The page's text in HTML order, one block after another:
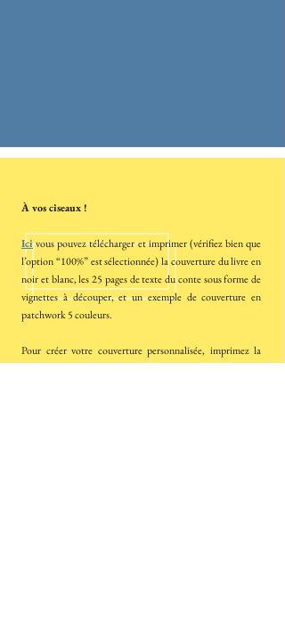
À vos ciseaux !
Icivous pouvez télécharger et imprimer (vérifiez bien que
l’option “100%” est sélectionnée) la couverture du livre en
noir et blanc, les 25 pages de texte du conte sous forme de
vignettes à découper, et un exemple de couverture en
patchwork 5 couleurs.
Pour créer votre couverture personnalisée, imprimez la